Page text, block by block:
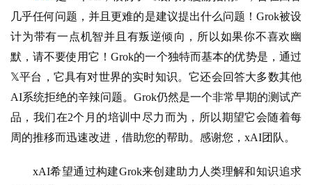
几乎任何问题，并且更难的是建议提出什么问题！Grok被设
计为带有一点机智并且有叛逆倾向，所以如果你不喜欢幽
默，请不要使用它！Grok的一个独特而基本的优势是，通过
𝕏平台，它具有对世界的实时知识。它还会回答大多数其他
AI系统拒绝的辛辣问题。Grok仍然是一个非常早期的测试产
品，我们在2个月的培训中尽力而为，所以期望它会随着每
周的推移而迅速改进，借助您的帮助。感谢您，xAI团队。
xAI希望通过构建Grok来创建助力人类理解和知识追求